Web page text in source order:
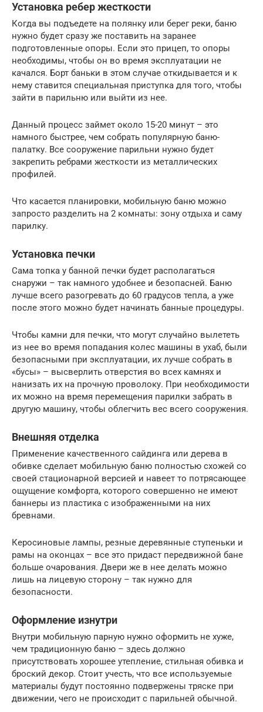
Установка ребер жесткости
Когда вы подъедете на полянку или берег реки, баню
нужно будет сразу же поставить на заранее
подготовленные опоры. Если это прицеп, то опоры
необходимы, чтобы он во время эксплуатации не
качался. Борт баньки в этом случае откидывается и к
нему ставится специальная приступка для того, чтобы
зайти в парильню или выйти из нее.
Данный процесс займет около 15-20 минут – это
намного быстрее, чем собрать популярную баню-
палатку. Все сооружение парильни нужно будет
закрепить ребрами жесткости из металлических
профилей.
Что касается планировки, мобильную баню можно
запросто разделить на 2 комнаты: зону отдыха и саму
парилку.
Установка печки
Сама топка у банной печки будет располагаться
снаружи – так намного удобнее и безопасней. Баню
лучше всего разогревать до 60 градусов тепла, а уже
после этого можно будет начинать банные процедуры.
Чтобы камни для печки, что могут случайно вылететь
из нее во время попадания колес машины в ухаб, были
безопасными при эксплуатации, их лучше собрать в
«бусы» – высверлить отверстия во всех камнях и
нанизать их на прочную проволоку. При необходимости
их можно на время перемещения парилки забрать в
другую машину, чтобы облегчить вес всего сооружения.
Внешняя отделка
Применение качественного сайдинга или дерева в
обивке сделает мобильную баню полностью схожей со
своей стационарной версией и навеет то потрясающее
ощущение комфорта, которого совершенно не имеют
баннеры из пластика с изображенными на них
бревнами.
Керосиновые лампы, резные деревянные ступеньки и
рамы на оконцах – все это придаст передвижной бане
больше очарования. Двери же в нее делать можно
лишь на лицевую сторону – так нужно для
безопасности.
Оформление изнутри
Внутри мобильную парную нужно оформить не хуже,
чем традиционную баню – здесь должно
присутствовать хорошее утепление, стильная обивка и
броский декор. Стоит учесть, что все используемые
материалы будут постоянно подвержены тряске при
движении, чего не происходит с парильней обычной.